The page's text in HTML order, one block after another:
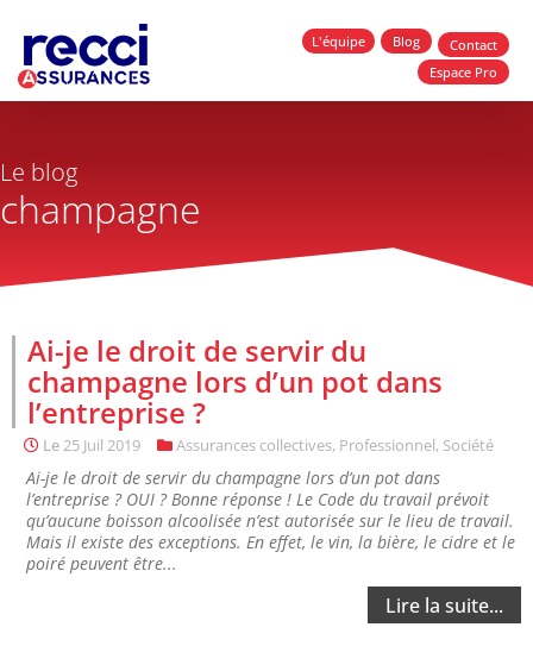
L'équipe Blog
Contact
Espace Pro
Le blog
champagne
Ai-je le droit de servir du
champagne lors d’un pot dans
l’entreprise ?
Le25 Juil 2019 Assurances collectives, Professionnel, Société
Ai-je le droit de servir du champagne lors d’un pot dans
l’entreprise ? OUI ? Bonne réponse ! Le Code du travail prévoit
qu’aucune boisson alcoolisée n’est autorisée sur le lieu de travail.
Mais il existe des exceptions. En effet, le vin, la bière, le cidre et le
poiré peuvent être...
Lire la suite...